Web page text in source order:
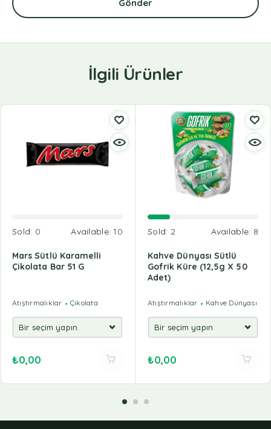
İlgili Ürünler
Sold: 0 Available:10
Mars Sütlü Karamelli
Çikolata Bar 51 G
Atıştırmalıklar Çikolata
₺0,00
Sold: 2 Available: 8
Kahve Dünyası Sütlü
Gofrik Küre (12,5g X 50
Adet)
Atıştırmalıklar Kahve Dünyası
₺0,00